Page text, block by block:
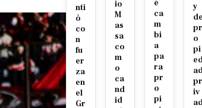
nti
ó
co
n
fu
er
za
en
el
Gr
io
M
as
sa
co
m
o
ca
nd
id
é
ca
m
bi
a
pa
ra
pr
o
pi
y
de
pr
o
pi
pr
iv